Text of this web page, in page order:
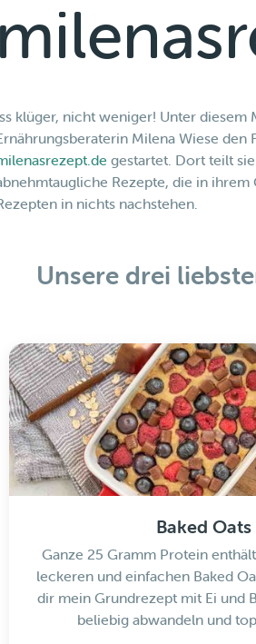
klüger, nicht weniger! Unter diesem
Milena Wiese den
gestartet. Dort teilt
Rezepte, die in ihrem
in nichts nachstehen.
Unsere drei
Baked Oats
Ganze 25 Gramm Protein
leckeren und einfachen Baked
dir mein Grundrezept mit Ei und
beliebig abwandeln und